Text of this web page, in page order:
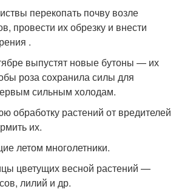
перекопать почву возле
провести их обрезку и внести
.
выпустят новые бутоны — их
роза сохранила силы для
сильным холодам.
обработку растений от вредителей
их.
летом многолетники.
цветущих весной растений —
лилий и др.